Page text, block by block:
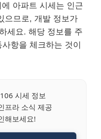
아파트 시세는 인근
으므로, 개발 정보가
세요. 해당 정보를 주
항을 체크하는 것이
시세 정보
프라 소식 제공
해보세요!